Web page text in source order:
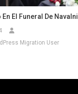
El Funeral De Navalni
Migration User